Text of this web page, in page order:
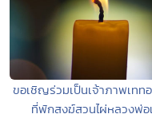
ขอเชิญร่วมเป็นเจ้าภาพเท
ที่พักสงฆ์สวนไผ่หลวงพ่อ